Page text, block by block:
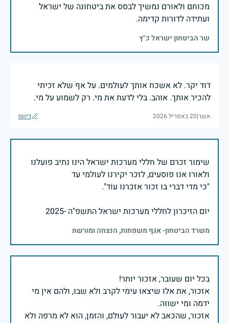
מכוחם ולאורם נמשיך לבסס את ביטחונה של ישראל
ועתידה לדורות קדימה.
שר הביטחון ישראל כ"ץ
דוד יקר. לא אשכח אותך לעולמים. על אף שלא זכיתי
להכיר אותך. אוהב. בלי לדעת את מי. רק לשמוע על מי.
אשר|20 באפריל 2026 דיווח
שימור זכרם של חללי מערכות ישראל הינו נתיב פועלנו
יום הזיכרון לחללי מערכות ישראל התשפ"ה -2025
משרד הביטחון- אגף משפחות, הנצחה ומורשת
אזכור, את אלו שיצאו עימי לקרב ולא שבו, ולהם אין מי
אזכור, שהכאב לא יעבור לעולם, והזמן, הוא לא מרפה ולא